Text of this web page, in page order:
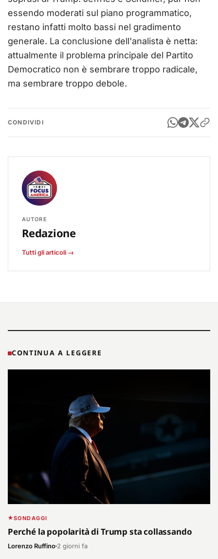
essendo moderati sul piano programmatico,
restano infatti molto bassi nel gradimento
generale. La conclusione dell'analista è netta:
attualmente il problema principale del Partito
Democratico non è sembrare troppo radicale,
ma sembrare troppo debole.
CONDIVIDI
AUTORE
Redazione
Tutti gli articoli →
CONTINUA A LEGGERE
SONDAGGI
Perché la popolarità di Trump sta collassando
Lorenzo Ruffino 2 giorni fa